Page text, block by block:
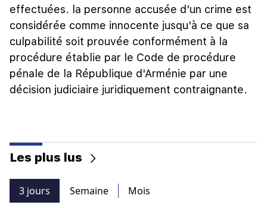
effectuées. la personne accusée d'un crime est
considérée comme innocente jusqu'à ce que sa
culpabilité soit prouvée conformément à la
procédure établie par le Code de procédure
pénale de la République d'Arménie par une
décision judiciaire juridiquement contraignante.
Les plus lus
3 jours Semaine Mois